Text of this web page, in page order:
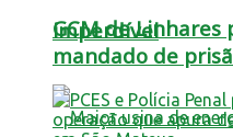
imperdível
GCM de
mandado de